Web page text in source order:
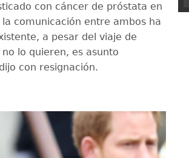
con cáncer de próstata en
comunicación entre ambos ha
a pesar del viaje de
lo quieren, es asunto
con resignación.